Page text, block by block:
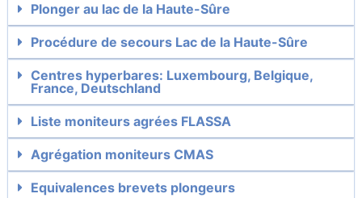
Plonger au lac de la Haute-Sûre
Procédure de secours Lac de la Haute-Sûre
Centres hyperbares: Luxembourg, Belgique,
France, Deutschland
Liste moniteurs agrées FLASSA
Agrégation moniteurs CMAS
Equivalences brevets plongeurs